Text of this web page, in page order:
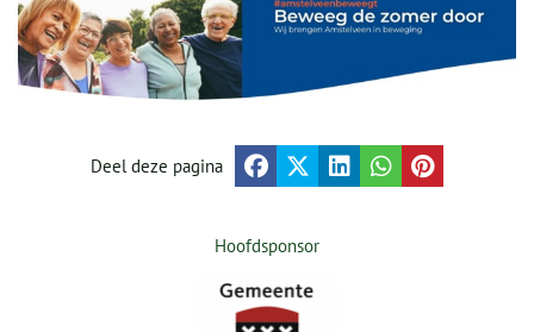
Deel deze pagina
Hoofdsponsor